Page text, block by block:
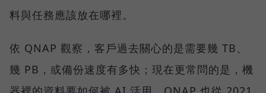
料與任務應該放在哪裡。
依 QNAP 觀察，客戶過去關心的是需要幾 TB、
幾 PB，或備份速度有多快；現在更常問的是，機